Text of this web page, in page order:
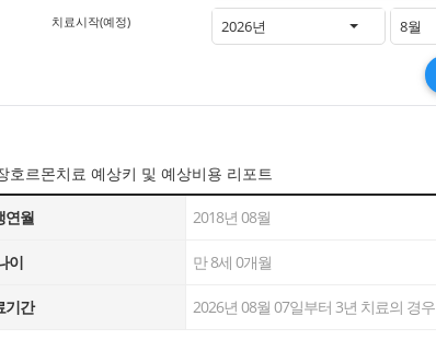
치료시작(예정) 2026년 8월
호르몬치료 예상키 및 예상비용 리포트
연월 2018년 08월
이 만 8세 0개월
기간 2026년 08월 07일부터 3년 치료의 경우